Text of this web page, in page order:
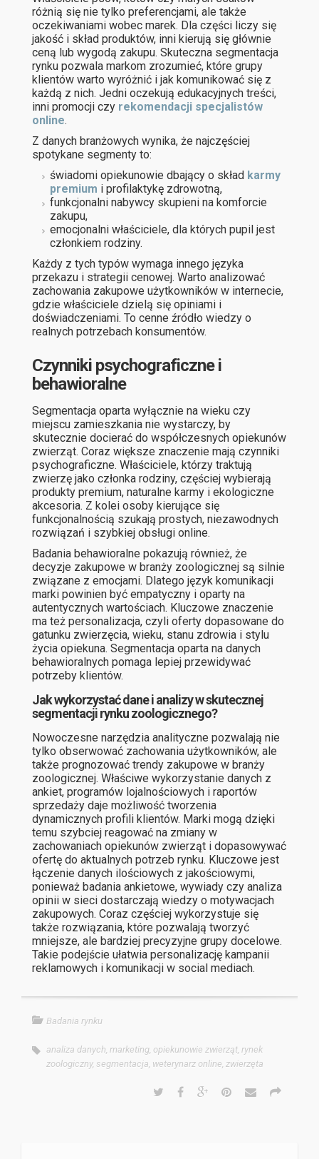
różnią się nie tylko preferencjami, ale także
oczekiwaniami wobec marek. Dla części liczy się
jakość i skład produktów, inni kierują się głównie
ceną lub wygodą zakupu. Skuteczna segmentacja
rynku pozwala markom zrozumieć, które grupy
klientów warto wyróżnić i jak komunikować się z
każdą z nich. Jedni oczekują edukacyjnych treści,
inni promocji czy rekomendacji specjalistów
online.
Z danych branżowych wynika, że najczęściej
spotykane segmenty to:
świadomi opiekunowie dbający o skład karmy
premium i profilaktykę zdrowotną,
funkcjonalni nabywcy skupieni na komforcie
zakupu,
emocjonalni właściciele, dla których pupil jest
członkiem rodziny.
Każdy z tych typów wymaga innego języka
przekazu i strategii cenowej. Warto analizować
zachowania zakupowe użytkowników w internecie,
gdzie właściciele dzielą się opiniami i
doświadczeniami. To cenne źródło wiedzy o
realnych potrzebach konsumentów.
Czynniki psychograficzne i
behawioralne
Segmentacja oparta wyłącznie na wieku czy
miejscu zamieszkania nie wystarczy, by
skutecznie docierać do współczesnych opiekunów
zwierząt. Coraz większe znaczenie mają czynniki
psychograficzne. Właściciele, którzy traktują
zwierzę jako członka rodziny, częściej wybierają
produkty premium, naturalne karmy i ekologiczne
akcesoria. Z kolei osoby kierujące się
funkcjonalnością szukają prostych, niezawodnych
rozwiązań i szybkiej obsługi online.
Badania behawioralne pokazują również, że
decyzje zakupowe w branży zoologicznej są silnie
związane z emocjami. Dlatego język komunikacji
marki powinien być empatyczny i oparty na
autentycznych wartościach. Kluczowe znaczenie
ma też personalizacja, czyli oferty dopasowane do
gatunku zwierzęcia, wieku, stanu zdrowia i stylu
życia opiekuna. Segmentacja oparta na danych
behawioralnych pomaga lepiej przewidywać
potrzeby klientów.
Jak wykorzystać dane i analizy w skutecznej
segmentacji rynku zoologicznego?
Nowoczesne narzędzia analityczne pozwalają nie
tylko obserwować zachowania użytkowników, ale
także prognozować trendy zakupowe w branży
zoologicznej. Właściwe wykorzystanie danych z
ankiet, programów lojalnościowych i raportów
sprzedaży daje możliwość tworzenia
dynamicznych profili klientów. Marki mogą dzięki
temu szybciej reagować na zmiany w
zachowaniach opiekunów zwierząt i dopasowywać
ofertę do aktualnych potrzeb rynku. Kluczowe jest
łączenie danych ilościowych z jakościowymi,
ponieważ badania ankietowe, wywiady czy analiza
opinii w sieci dostarczają wiedzy o motywacjach
zakupowych. Coraz częściej wykorzystuje się
także rozwiązania, które pozwalają tworzyć
mniejsze, ale bardziej precyzyjne grupy docelowe.
Takie podejście ułatwia personalizację kampanii
reklamowych i komunikacji w social mediach.
Badania rynku
analiza danych, marketing, opiekunowie zwierząt, rynek
zoologiczny, segmentacja, weterynarz online, zwierzęta